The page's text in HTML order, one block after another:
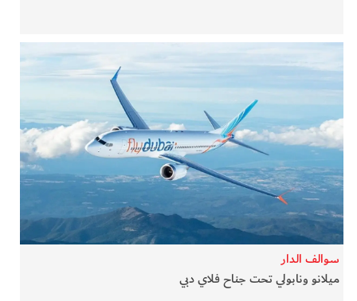
فيديو
كل الأقسام
أبناء الديرة
الفرجان
تكنولوجيا
من العالم
سوالف الدار
ميلانو ونابولي تحت جناح فلاي دبي